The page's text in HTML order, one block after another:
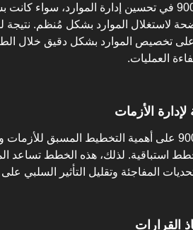
لذلك، تسهم الأيزو 9001 في تحسين إدارة الموارد،
لاستغلال الموارد بشكل مُنظم. نتيجة
تخصيص الموارد بشكل دقيق خلال
العمليات.
الأزمات
تركز معايير الأيزو 9001 على أهمية التخطيط المسبق
استباقية. لذلك، هذه الخطط تساعد
المفاجئة وتقليل التأثير السلبي
القرارات